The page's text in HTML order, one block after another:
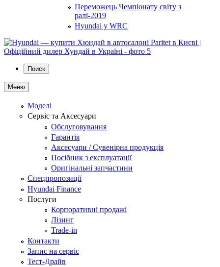
Переможець Чемпіонату світу з
ралі-2019
Hyundai у WRC
Поиск
Меню
Моделі
Сервіс та Аксесуари
Обслуговування
Гарантія
Аксесуари / Сувенірна продукція
Посібник з експлуатації
Оригінальні запчастини
Спецпропозиції
Hyundai Finance
Послуги
Корпоративні продажі
Лізинг
Trade-in
Контакти
Запис на сервіс
Тест-Драйв